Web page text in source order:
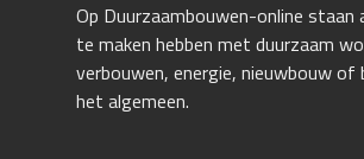
Op Duurzaambouwen-online staan
te maken hebben met duurzaam
verbouwen, energie, nieuwbouw of
het algemeen.